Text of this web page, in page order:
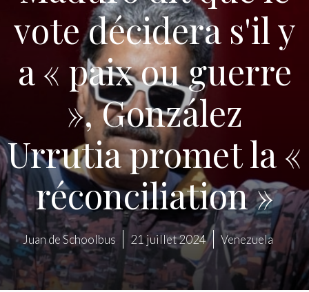
vote décidera s'il y
a « paix ou guerre
», González
Urrutia promet la «
réconciliation »
Juan de Schoolbus 21 juillet 2024 Venezuela